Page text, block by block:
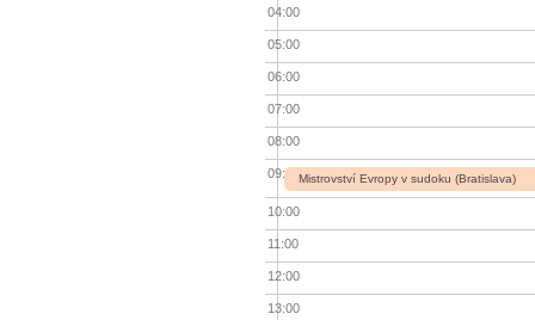
04:00
05:00
06:00
07:00
08:00
09:00Mistrovství Evropy v sudoku (Bratislava)
10:00
11:00
12:00
13:00